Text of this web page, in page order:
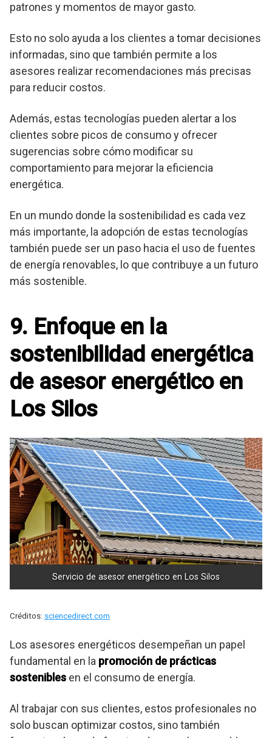
patrones y momentos de mayor gasto.
Esto no solo ayuda a los clientes a tomar decisiones
informadas, sino que también permite a los
asesores realizar recomendaciones más precisas
para reducir costos.
Además, estas tecnologías pueden alertar a los
clientes sobre picos de consumo y ofrecer
sugerencias sobre cómo modificar su
comportamiento para mejorar la eficiencia
energética.
En un mundo donde la sostenibilidad es cada vez
más importante, la adopción de estas tecnologías
también puede ser un paso hacia el uso de fuentes
de energía renovables, lo que contribuye a un futuro
más sostenible.
9. Enfoque en la
sostenibilidad energética
de asesor energético en
Los Silos
Servicio de asesor energético en Los Silos
Créditos: sciencedirect.com
Los asesores energéticos desempeñan un papel
fundamental en la promoción de prácticas
sostenibles en el consumo de energía.
Al trabajar con sus clientes, estos profesionales no
solo buscan optimizar costos, sino también